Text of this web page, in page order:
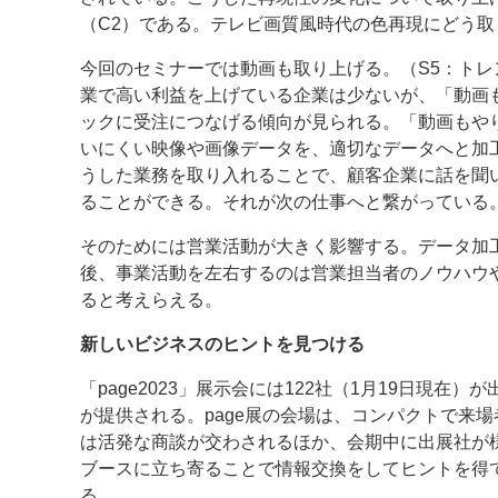
（C2）である。テレビ画質風時代の色再現にどう
今回のセミナーでは動画も取り上げる。（S5：ト
業で高い利益を上げている企業は少ないが、「動
ックに受注につなげる傾向が見られる。「動画も
いにくい映像や画像データを、適切なデータへと
うした業務を取り入れることで、顧客企業に話を
ることができる。それが次の仕事へと繋がっている
そのためには営業活動が大きく影響する。データ
後、事業活動を左右するのは営業担当者のノウハ
ると考えらえる。
新しいビジネスのヒントを見つける
「page2023」展示会には122社（1月19日現在）
が提供される。page展の会場は、コンパクトで来
は活発な商談が交わされるほか、会期中に出展社
ブースに立ち寄ることで情報交換をしてヒントを